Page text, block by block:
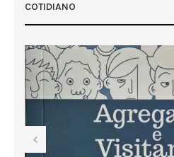
COTIDIANO